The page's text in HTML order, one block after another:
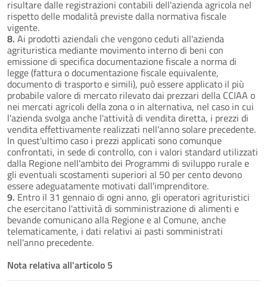
risultare dalle registrazioni contabili dell'azienda agricola nel
rispetto delle modalità previste dalla normativa fiscale
vigente.
8. Ai prodotti aziendali che vengono ceduti all'azienda
agrituristica mediante movimento interno di beni con
emissione di specifica documentazione fiscale a norma di
legge (fattura o documentazione fiscale equivalente,
documento di trasporto e simili), può essere applicato il più
probabile valore di mercato rilevato dai prezzari della CCIAA o
nei mercati agricoli della zona o in alternativa, nel caso in cui
l'azienda svolga anche l'attività di vendita diretta, i prezzi di
vendita effettivamente realizzati nell'anno solare precedente.
In quest'ultimo caso i prezzi applicati sono comunque
confrontati, in sede di controllo, con i valori standard utilizzati
dalla Regione nell'ambito dei Programmi di sviluppo rurale e
gli eventuali scostamenti superiori al 50 per cento devono
essere adeguatamente motivati dall'imprenditore.
9. Entro il 31 gennaio di ogni anno, gli operatori agrituristici
che esercitano l'attività di somministrazione di alimenti e
bevande comunicano alla Regione e al Comune, anche
telematicamente, i dati relativi ai pasti somministrati
nell'anno precedente.
Nota relativa all'articolo 5